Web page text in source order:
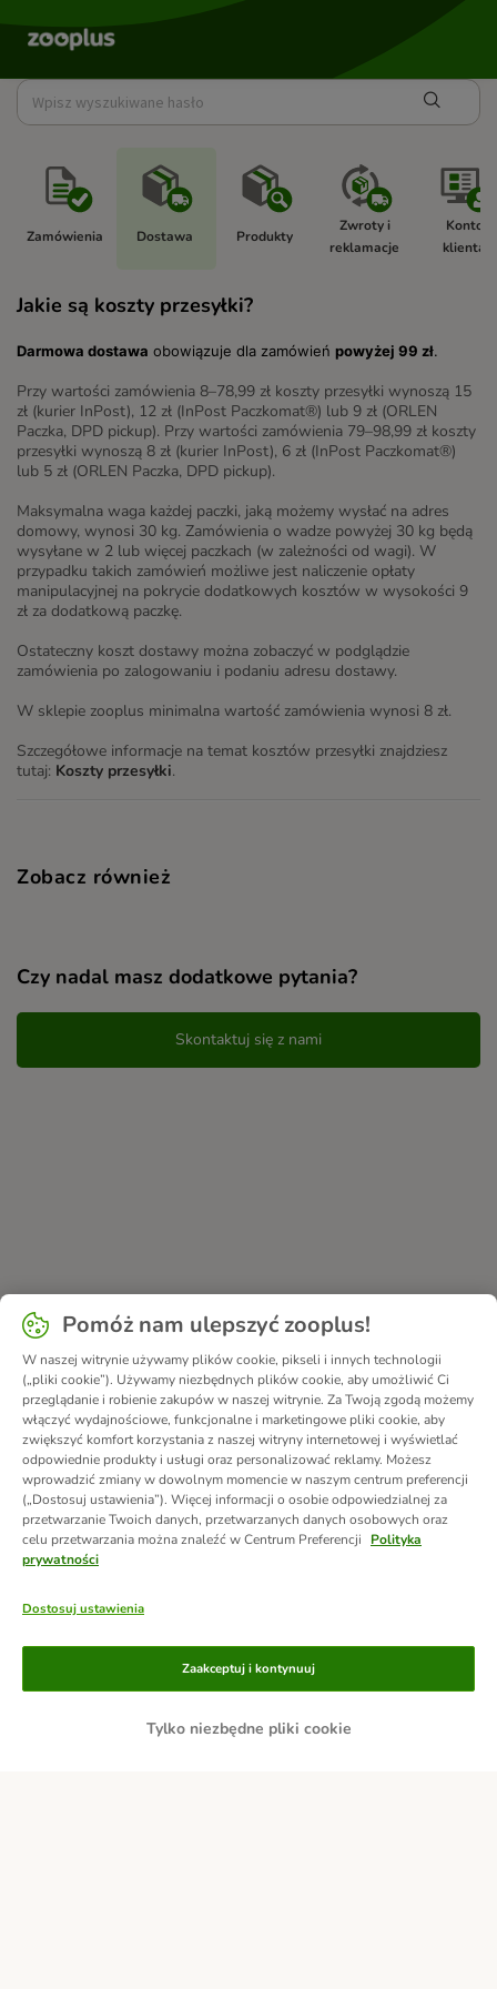
Zamówienia Dostawa Produkty
Zwroty i
reklamacje
Konto
klienta
Jakie są koszty przesyłki?
Darmowa dostawa obowiązuje dla zamówień powyżej 99 zł.
Przy wartości zamówienia 8–78,99 zł koszty przesyłki wynoszą 15
zł (kurier InPost), 12 zł (InPost Paczkomat®) lub 9 zł (ORLEN
Paczka, DPD pickup). Przy wartości zamówienia 79–98,99 zł koszty
przesyłki wynoszą 8 zł (kurier InPost), 6 zł (InPost Paczkomat®)
lub 5 zł (ORLEN Paczka, DPD pickup).
Maksymalna waga każdej paczki, jaką możemy wysłać na adres
domowy, wynosi 30 kg. Zamówienia o wadze powyżej 30 kg będą
wysyłane w 2 lub więcej paczkach (w zależności od wagi). W
przypadku takich zamówień możliwe jest naliczenie opłaty
manipulacyjnej na pokrycie dodatkowych kosztów w wysokości 9
zł za dodatkową paczkę.
Ostateczny koszt dostawy można zobaczyć w podglądzie
zamówienia po zalogowaniu i podaniu adresu dostawy.
W sklepie zooplus minimalna wartość zamówienia wynosi 8 zł.
Szczegółowe informacje na temat kosztów przesyłki znajdziesz
tutaj: Koszty przesyłki.
Zobacz również
Czy nadal masz dodatkowe pytania?
Skontaktuj się z nami
Metody płatności
Przelew Za pobraniem
Pomóż nam ulepszyć zooplus!
W naszej witrynie używamy plików cookie, pikseli i innych technologii
(„pliki cookie”). Używamy niezbędnych plików cookie, aby umożliwić Ci
przeglądanie i robienie zakupów w naszej witrynie. Za Twoją zgodą możemy
włączyć wydajnościowe, funkcjonalne i marketingowe pliki cookie, aby
zwiększyć komfort korzystania z naszej witryny internetowej i wyświetlać
odpowiednie produkty i usługi oraz personalizować reklamy. Możesz
wprowadzić zmiany w dowolnym momencie w naszym centrum preferencji
(„Dostosuj ustawienia”). Więcej informacji o osobie odpowiedzialnej za
przetwarzanie Twoich danych, przetwarzanych danych osobowych oraz
celu przetwarzania można znaleźć w Centrum Preferencji
Polityka
prywatności
Dostosuj ustawienia
Tylko niezbędne pliki cookie
Zaakceptuj i kontynuuj